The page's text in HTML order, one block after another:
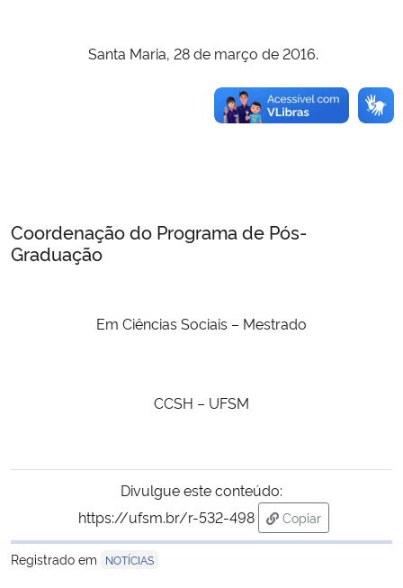
Santa Maria, 28 de março de 2016.
Coordenação do Programa de Pós-
Graduação
Em Ciências Sociais – Mestrado
CCSH – UFSM
Divulgue este conteúdo:
https://ufsm.br/r-532-498
Copiar
para área de
Registrado em
NOTÍCIAS